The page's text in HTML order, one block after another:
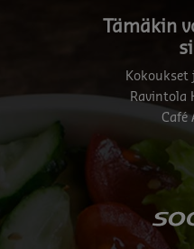
Tämäkin
Ravintola
Café